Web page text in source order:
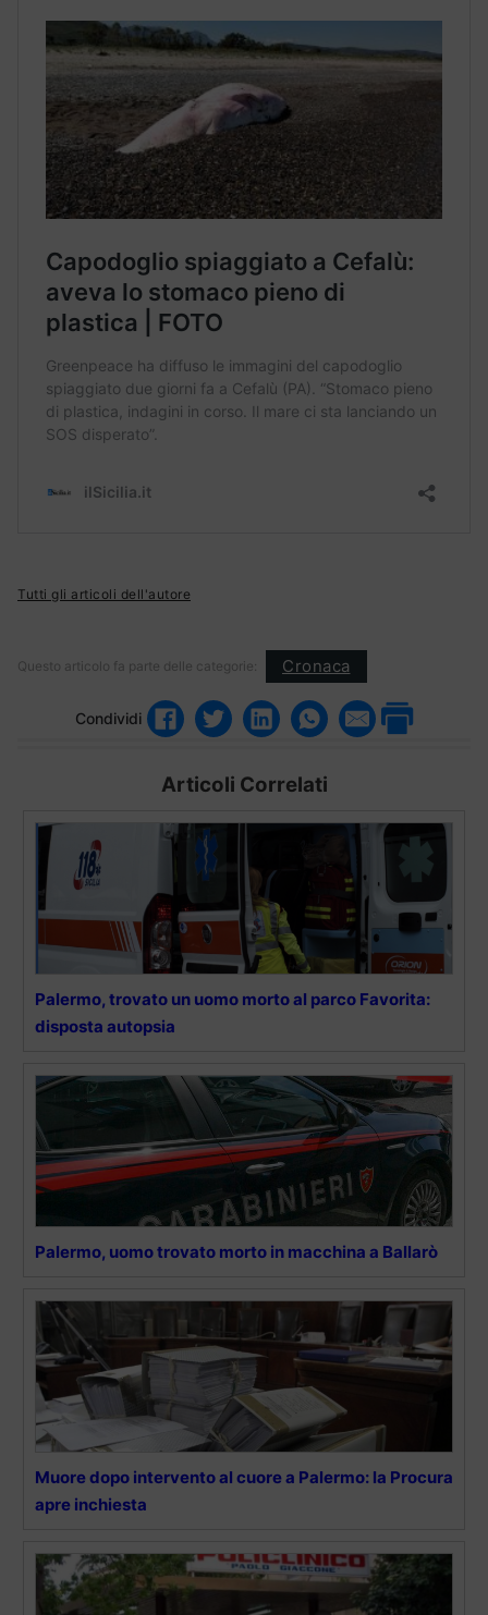
Tutti gli articoli dell'autore
Questo articolo fa parte delle categorie: Cronaca
Condividi
Articoli Correlati
Palermo, trovato un uomo morto al parco Favorita:
disposta autopsia
Palermo, uomo trovato morto in macchina a Ballarò
Muore dopo intervento al cuore a Palermo: la Procura
apre inchiesta